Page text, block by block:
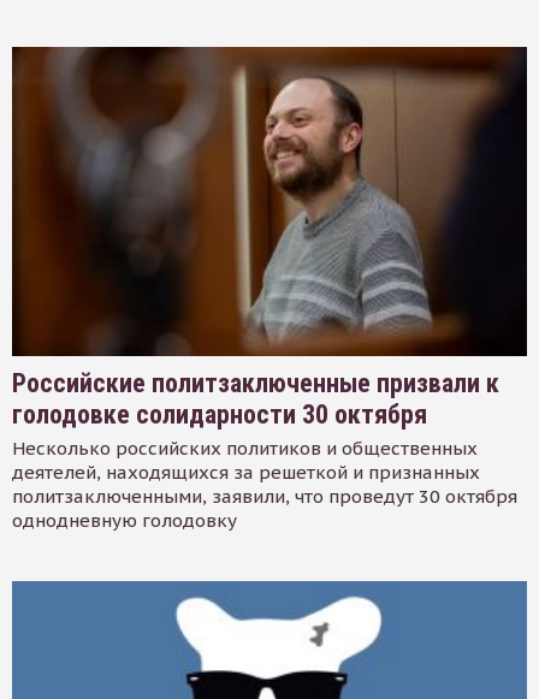
Российские политзаключенные призвали к
голодовке солидарности 30 октября
Несколько российских политиков и общественных
деятелей, находящихся за решеткой и признанных
политзаключенными, заявили, что проведут 30 октября
однодневную голодовку